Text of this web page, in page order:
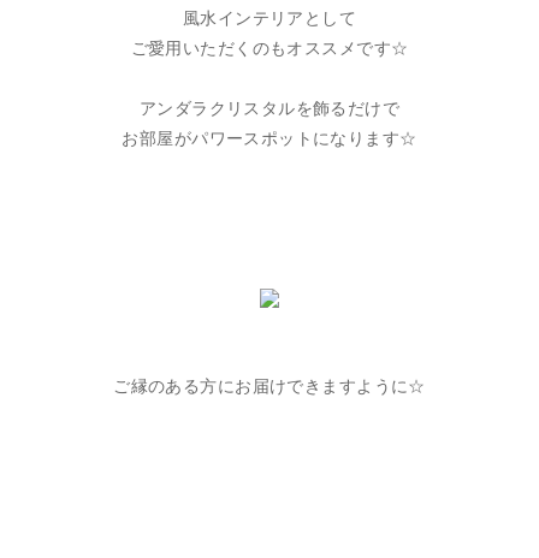
風水インテリアとして
ご愛用いただくのもオススメです☆
アンダラクリスタルを飾るだけで
お部屋がパワースポットになります☆
ご縁のある方にお届けできますように☆